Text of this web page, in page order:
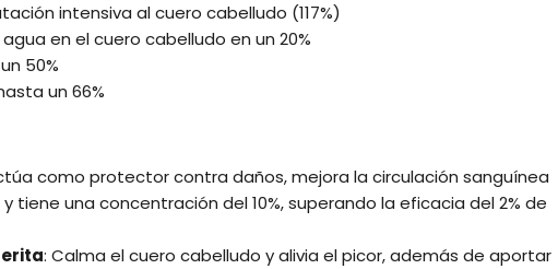
intensiva al cuero cabelludo (117%)
en el cuero cabelludo en un 20%
50%
un 66%
como protector contra daños, mejora la circulación sanguínea
tiene una concentración del 10%, superando la eficacia del 2% de
: Calma el cuero cabelludo y alivia el picor, además de aportar